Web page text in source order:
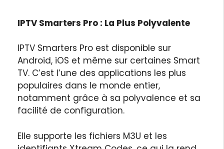
IPTV Smarters Pro : La Plus Polyvalente
IPTV Smarters Pro est disponible sur
Android, iOS et même sur certaines Smart
TV. C’est l’une des applications les plus
populaires dans le monde entier,
notamment grâce à sa polyvalence et sa
facilité de configuration.
Elle supporte les fichiers M3U et les